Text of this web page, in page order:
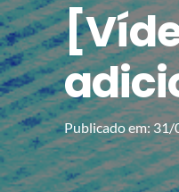
Publicado em:31/